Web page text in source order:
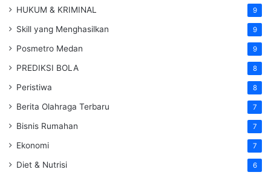
HUKUM & KRIMINAL 9
Skill yang Menghasilkan 9
Posmetro Medan 9
PREDIKSI BOLA 8
Peristiwa 8
Berita Olahraga Terbaru 7
Bisnis Rumahan 7
Ekonomi 7
Diet & Nutrisi 6